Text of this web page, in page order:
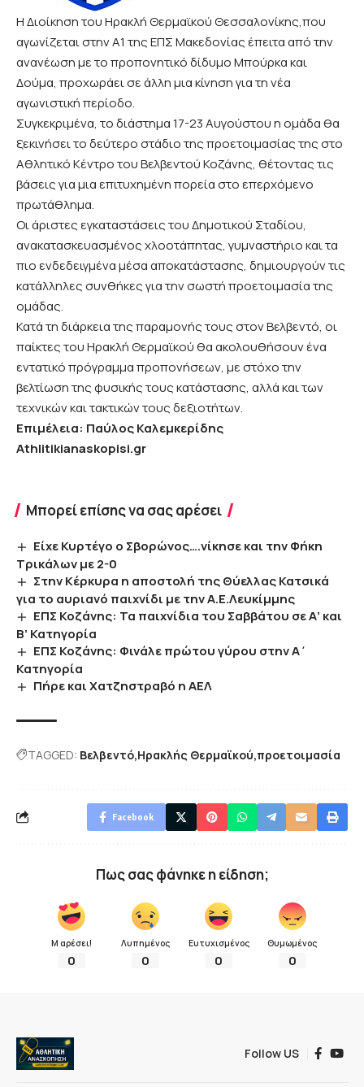
Η Διοίκηση του Ηρακλή Θερμαϊκού Θεσσαλονίκης,που
αγωνίζεται στην Α1 της ΕΠΣ Μακεδονίας έπειτα από την
ανανέωση με το προπονητικό δίδυμο Μπούρκα και
Δούμα, προχωράει σε άλλη μια κίνηση για τη νέα
αγωνιστική περίοδο.
Συγκεκριμένα, το διάστημα 17-23 Αυγούστου η ομάδα θα
ξεκινήσει το δεύτερο στάδιο της προετοιμασίας της στο
Αθλητικό Κέντρο του Βελβεντού Κοζάνης, θέτοντας τις
βάσεις για μια επιτυχημένη πορεία στο επερχόμενο
πρωτάθλημα.
Οι άριστες εγκαταστάσεις του Δημοτικού Σταδίου,
ανακατασκευασμένος χλοοτάπητας, γυμναστήριο και τα
πιο ενδεδειγμένα μέσα αποκατάστασης, δημιουργούν τις
κατάλληλες συνθήκες για την σωστή προετοιμασία της
ομάδας.
Κατά τη διάρκεια της παραμονής τους στον Βελβεντό, οι
παίκτες του Ηρακλή Θερμαϊκού θα ακολουθήσουν ένα
εντατικό πρόγραμμα προπονήσεων, με στόχο την
βελτίωση της φυσικής τους κατάστασης, αλλά και των
τεχνικών και τακτικών τους δεξιοτήτων.
Επιμέλεια: Παύλος Καλεμκερίδης
Athlitikianaskopisi.gr
Μπορεί επίσης να σας αρέσει
Είχε Κυρτέγο ο Σβορώνος….νίκησε και την Φήκη
Τρικάλων με 2-0
Στην Κέρκυρα η αποστολή της Θύελλας Κατσικά
για το αυριανό παιχνίδι με την Α.Ε.Λευκίμμης
EΠΣ Κοζάνης: Τα παιχνίδια του Σαββάτου σε Α’ και
Β’ Κατηγορία
ΕΠΣ Κοζάνης: Φινάλε πρώτου γύρου στην Α΄
Κατηγορία
Πήρε και Χατζηστραβό η ΑΕΛ
TAGGED: Βελβεντό Ηρακλής Θερμαϊκού προετοιμασία
Facebook
Πως σας φάνηκε η είδηση;
Μ αρέσει!
0
Λυπημένος
0
Ευτυχισμένος
0
Θυμωμένος
0
Follow US